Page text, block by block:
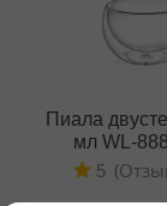
Пиала
мл
5